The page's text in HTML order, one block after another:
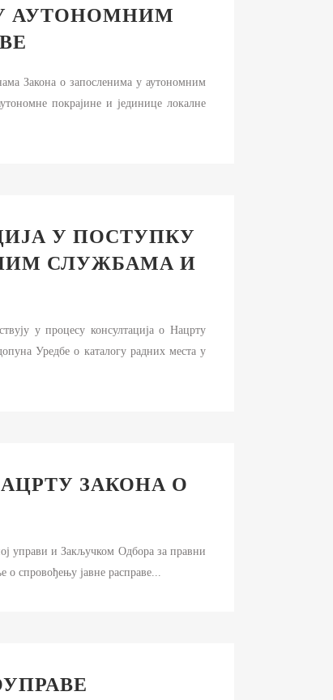
АУТОНОМНИМ
Закона о запосленима у аутономним
покрајине и јединице локалне
У ПОСТУПКУ
СЛУЖБАМА И
у процесу консултација о Нацрту
Уредбе о каталогу радних места у
ЗАКОНА О
управи и Закључком Одбора за правни
о спровођењу јавне расправе...